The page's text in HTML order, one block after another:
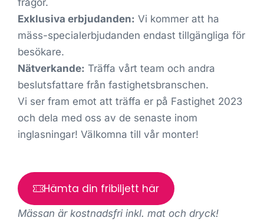
frågor.
Exklusiva erbjudanden: Vi kommer att ha
mäss-specialerbjudanden endast tillgängliga för
besökare.
Nätverkande: Träffa vårt team och andra
beslutsfattare från fastighetsbranschen.
Vi ser fram emot att träffa er på Fastighet 2023
och dela med oss av de senaste inom
inglasningar! Välkomna till vår monter!
Hämta din fribiljett här
Mässan är kostnadsfri inkl. mat och dryck!